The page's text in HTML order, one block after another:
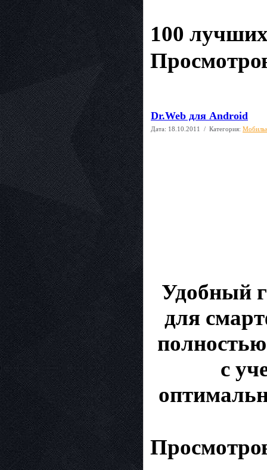
100
Dr.Web для Android
Дата: 18.10.2011 / Категория:
Удобный
для
с